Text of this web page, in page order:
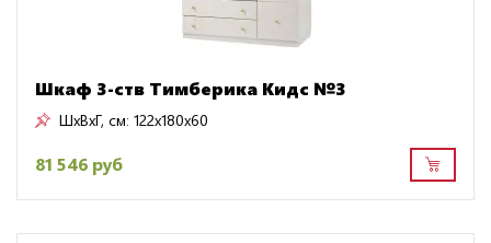
Шкаф 3-ств Тимберика Кидс №3
ШxВxГ, см: 122x180x60
81 546 руб